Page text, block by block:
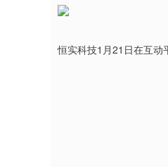
恒实科技1月21日在互动